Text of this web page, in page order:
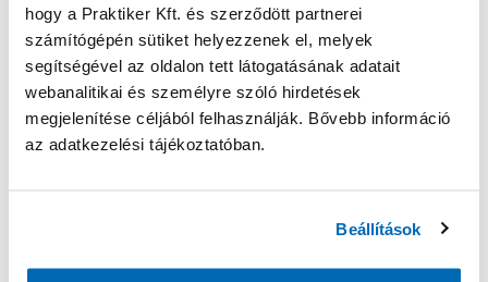
hogy a Praktiker Kft. és szerződött partnerei
számítógépén sütiket helyezzenek el, melyek
segítségével az oldalon tett látogatásának adatait
webanalitikai és személyre szóló hirdetések
megjelenítése céljából felhasználják. Bővebb információ
az adatkezelési tájékoztatóban.
Beállítások